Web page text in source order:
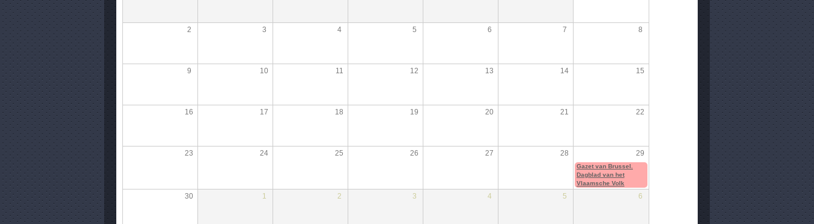
2 3 4 5 6 7 8
9 10 11 12 13 14 15
16 17 18 19 20 21 22
23 24 25 26 27 28 29
Gazet van Brussel.
Dagblad van het
Vlaamsche Volk
30 1 2 3 4 5 6